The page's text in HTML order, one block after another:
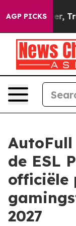
AGP PICKS
Higher, Trump
de ESL
officiële
2027